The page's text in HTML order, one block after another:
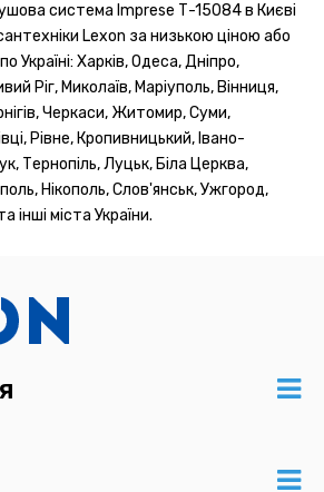
система Imprese Т-15084 в Києві
Lexon за низькою ціною або
Україні: Харків, Одеса, Дніпро,
Ріг, Миколаїв, Маріуполь, Вінниця,
Черкаси, Житомир, Суми,
Рівне, Кропивницький, Івано-
Тернопіль, Луцьк, Біла Церква,
Нікополь, Слов'янськ, Ужгород,
інші міста України.